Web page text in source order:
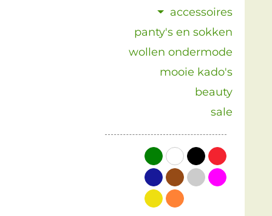
accessoires
panty's en sokken
wollen ondermode
mooie kado's
beauty
sale
groenwit zwartrood
blauwbruingrijsroze
geeloranje